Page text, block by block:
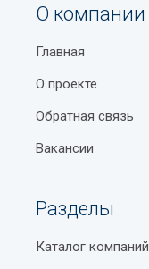
О компании
Главная
О проекте
Обратная связь
Вакансии
Разделы
Каталог компаний